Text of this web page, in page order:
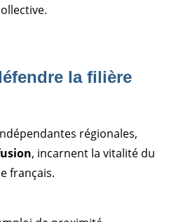
la filière
régionales,
, incarnent la vitalité du
français.